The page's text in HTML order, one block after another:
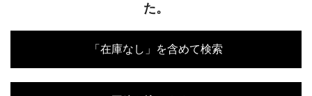
た。
「在庫なし」を含めて検索